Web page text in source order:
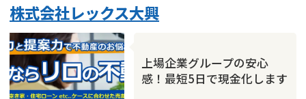
株式会社レックス大興
上場企業グループの安心
感！最短5日で現金化します